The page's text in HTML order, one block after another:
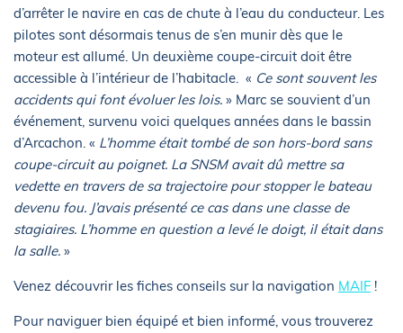
d’arrêter le navire en cas de chute à l’eau du conducteur. Les
pilotes sont désormais tenus de s’en munir dès que le
moteur est allumé. Un deuxième coupe-circuit doit être
accessible à l’intérieur de l’habitacle. « Ce sont souvent les
accidents qui font évoluer les lois. » Marc se souvient d’un
événement, survenu voici quelques années dans le bassin
d’Arcachon. « L’homme était tombé de son hors-bord sans
coupe-circuit au poignet. La SNSM avait dû mettre sa
vedette en travers de sa trajectoire pour stopper le bateau
devenu fou. J’avais présenté ce cas dans une classe de
stagiaires. L’homme en question a levé le doigt, il était dans
la salle. »
Venez découvrir les fiches conseils sur la navigation MAIF !
Pour naviguer bien équipé et bien informé, vous trouverez